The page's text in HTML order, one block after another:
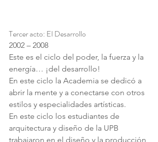
Tercer acto: El Desarrollo
2002 – 2008
Este es el ciclo del poder, la fuerza y la
energía… ¡del desarrollo!
En este ciclo la Academia se dedicó a
abrir la mente y a conectarse con otros
estilos y especialidades artísticas.
En este ciclo los estudiantes de
arquitectura y diseño de la UPB
trabajaron en el diseño y la producción